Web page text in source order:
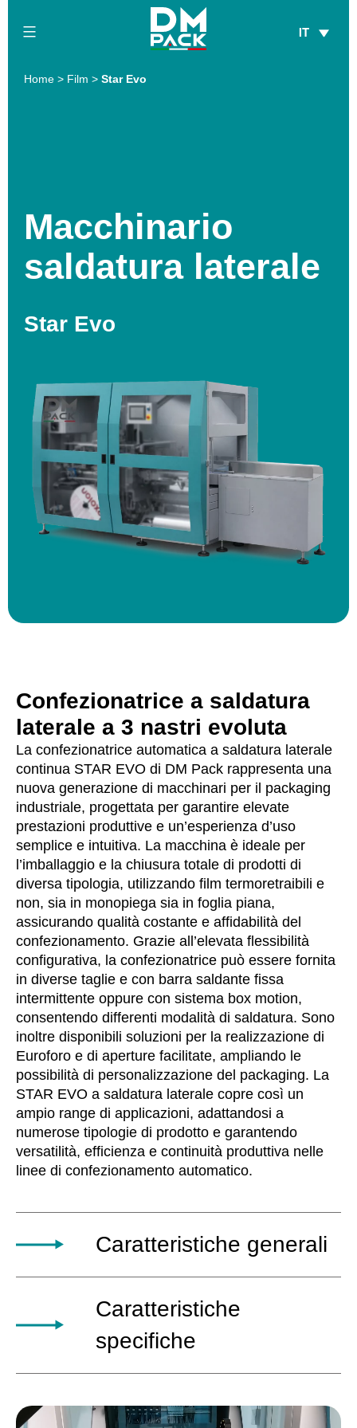
IT
Home > Film > Star Evo
Macchinario
saldatura laterale
Star Evo
Confezionatrice a saldatura
laterale a 3 nastri evoluta
La confezionatrice automatica a saldatura laterale
continua STAR EVO di DM Pack rappresenta una
nuova generazione di macchinari per il packaging
industriale, progettata per garantire elevate
prestazioni produttive e un’esperienza d’uso
semplice e intuitiva. La macchina è ideale per
l’imballaggio e la chiusura totale di prodotti di
diversa tipologia, utilizzando film termoretraibili e
non, sia in monopiega sia in foglia piana,
assicurando qualità costante e affidabilità del
confezionamento. Grazie all’elevata flessibilità
configurativa, la confezionatrice può essere fornita
in diverse taglie e con barra saldante fissa
intermittente oppure con sistema box motion,
consentendo differenti modalità di saldatura. Sono
inoltre disponibili soluzioni per la realizzazione di
Euroforo e di aperture facilitate, ampliando le
possibilità di personalizzazione del packaging. La
STAR EVO a saldatura laterale copre così un
ampio range di applicazioni, adattandosi a
numerose tipologie di prodotto e garantendo
versatilità, efficienza e continuità produttiva nelle
linee di confezionamento automatico.
Caratteristiche generali
laterale a 3 nastri DM Pack è una soluzione
compatta e semplice da utilizzare, progettata
industriale. La versione 500 è disponibile con
Caratteristiche
specifiche
laterale STAR EVO di DM Pack è disponibile